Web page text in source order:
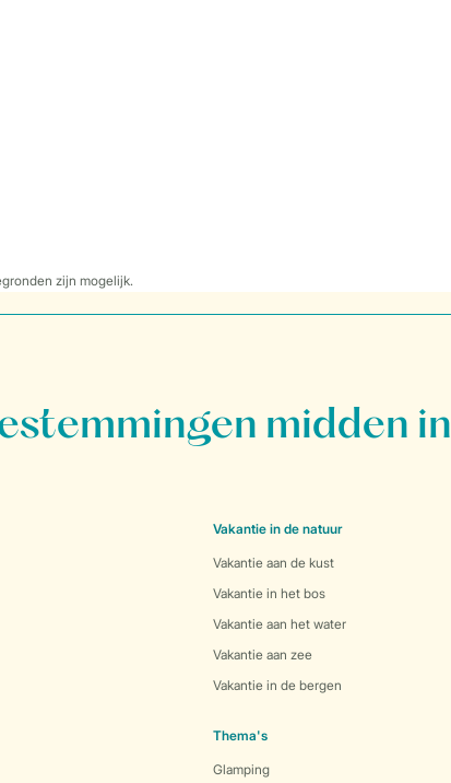
zijn mogelijk.
midden
Vakantie in de natuur
Vakantie aan de kust
Vakantie in het bos
Vakantie aan het water
Vakantie aan zee
Vakantie in de bergen
Thema's
Glamping